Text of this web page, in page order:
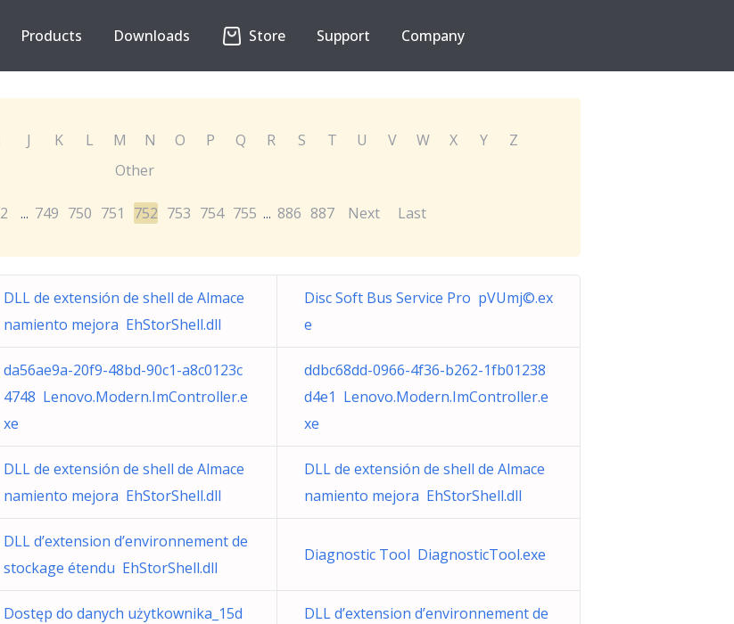
Products Downloads Store Support Company
J K L M N O P Q R S T U V W X Y
Z
Other
2 ... 749 750 751 752 753 754 755 ... 886 887 Next Last
DLL de extensión de shell de Almace
namiento mejora EhStorShell.dll
Disc Soft Bus Service Pro pVUmj©.ex
e
da56ae9a-20f9-48bd-90c1-a8c0123c
4748 Lenovo.Modern.ImController.e
xe
ddbc68dd-0966-4f36-b262-1fb01238
d4e1 Lenovo.Modern.ImController.e
xe
DLL de extensión de shell de Almace
namiento mejora EhStorShell.dll
DLL de extensión de shell de Almace
namiento mejora EhStorShell.dll
DLL d’extension d’environnement de
stockage étendu EhStorShell.dll
Diagnostic Tool DiagnosticTool.exe
Dostęp do danych użytkownika_15d
DLL d’extension d’environnement de